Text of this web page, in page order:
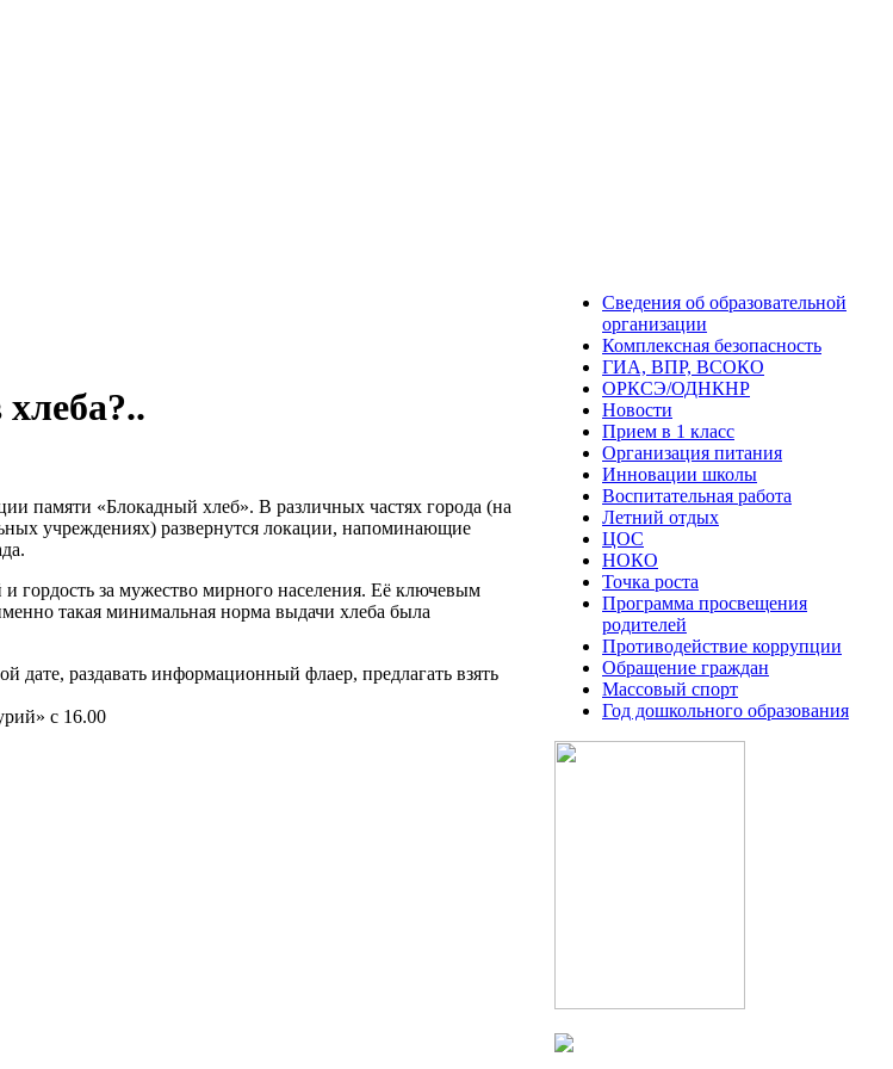
памяти «Блокадный хлеб». В различных частях города (на
учреждениях) развернутся локации, напоминающие
гордость за мужество мирного населения. Её ключевым
такая минимальная норма выдачи хлеба была
дате, раздавать информационный флаер, предлагать взять
с 16.00
Сведения об образовательной
организации
Комплексная безопасность
ГИА, ВПР, ВСОКО
ОРКСЭ/ОДНКНР
Новости
Прием в 1 класс
Организация питания
Инновации школы
Воспитательная работа
Летний отдых
ЦОС
НОКО
Точка роста
Программа просвещения
родителей
Противодействие коррупции
Обращение граждан
Массовый спорт
Год дошкольного образования